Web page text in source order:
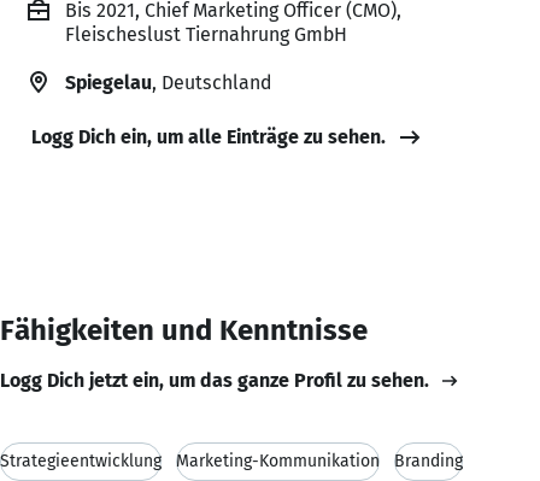
Bis 2021, Chief Marketing Officer (CMO),
Fleischeslust Tiernahrung GmbH
Spiegelau, Deutschland
Logg Dich ein, um alle Einträge zu sehen.
Fähigkeiten und Kenntnisse
Logg Dich jetzt ein, um das ganze Profil zu sehen.
Strategieentwicklung Marketing-Kommunikation Branding